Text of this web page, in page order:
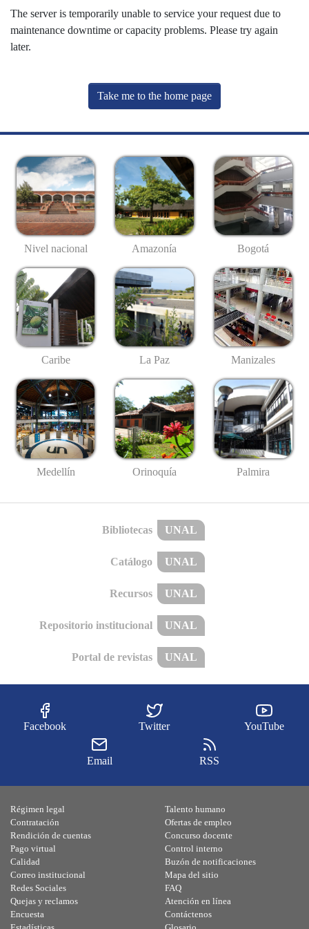
The server is temporarily unable to service your request due to
maintenance downtime or capacity problems. Please try again
later.
Take me to the home page
Nivel nacional Amazonía Bogotá
Caribe La Paz Manizales
Medellín Orinoquía Palmira
Bibliotecas UNAL
Catálogo UNAL
Recursos UNAL
Repositorio institucional UNAL
Portal de revistas UNAL
Facebook Twitter YouTube
Email RSS
Régimen legal
Contratación
Rendición de cuentas
Pago virtual
Calidad
Talento humano
Ofertas de empleo
Concurso docente
Control interno
Buzón de notificaciones
Correo institucional
Redes Sociales
Quejas y reclamos
Encuesta
Mapa del sitio
FAQ
Atención en línea
Contáctenos